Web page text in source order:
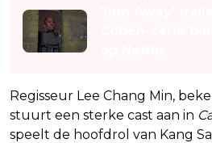
Regisseur Lee Chang Min,
stuurt een sterke cast aan in
speelt de hoofdrol van Kang